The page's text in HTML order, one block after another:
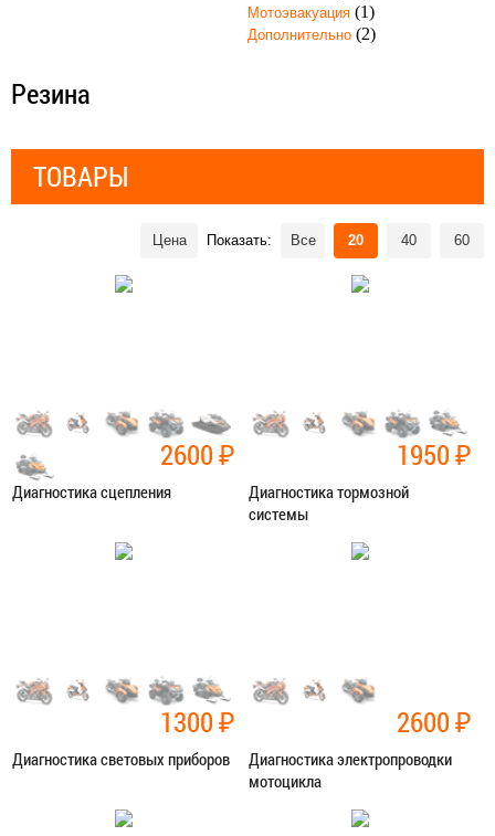
Мотоэвакуация(1)
Дополнительно(2)
Резина
ТОВАРЫ
Показать: Все 20 40 60
Цена
2600₽
Диагностика сцепления
Диагностика
1950₽
Диагностика тормозной
системы
Диагностика
1300₽
Диагностика световых приборов
Диагностика
2600₽
Диагностика электропроводки
мотоцикла
Диагностика